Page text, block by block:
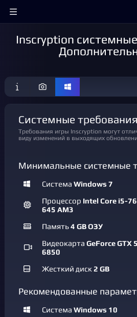
Inscryption
Системные
Требования игры Inscryption могут отличаться от указанных в
виду изменений в выходящих
Минимальные системные
Система Windows 7
Процессор Intel Core i5-
645 AM3
Память4 GB ОЗУ
Видеокарта GeForce GTX
6850
Жесткий диск2 GB
Рекомендованные
Система Windows 10